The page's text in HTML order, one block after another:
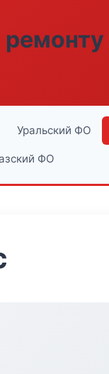
ремонту
Уральский ФО
ФО